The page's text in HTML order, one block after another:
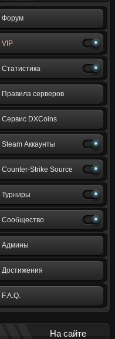
Форум
VIP
Статистика
Правила серверов
Сервис DXCoins
Steam Аккаунты
Counter-Strike Source
Турниры
Сообщество
Админы
Достижения
F.A.Q.
На сайте